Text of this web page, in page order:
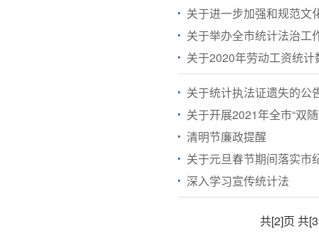
关于进一步加强和规范文
关于举办全市统计法治工
关于2020年劳动工资统计
关于统计执法证遗失的公
关于开展2021年全市“双
清明节廉政提醒
关于元旦春节期间落实市
深入学习宣传统计法
共[2]页 共